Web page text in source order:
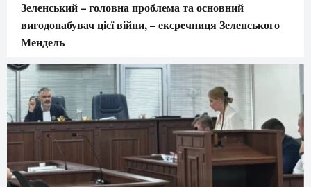
Зеленський – головна проблема та основний
вигодонабувач цієї війни, – ексречниця Зеленського
Мендель